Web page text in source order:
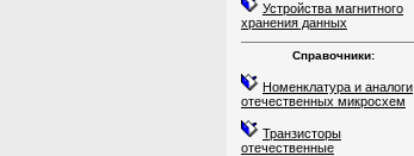
Устройства магнитного
хранения данных
Справочники:
Номенклатура и аналоги
отечественных микросхем
Транзисторы
отечественные